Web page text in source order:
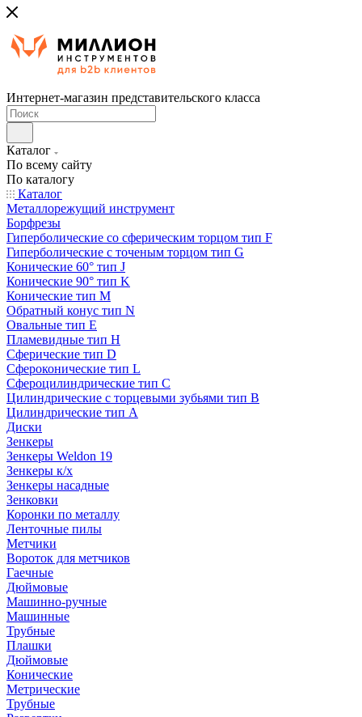
Интернет-магазин представительского класса
Каталог
По всему сайту
По каталогу
Каталог
Металлорежущий инструмент
Борфрезы
Гиперболические cо сферическим торцом тип F
Гиперболические с точеным торцом тип G
Конические 60° тип J
Конические 90° тип K
Конические тип M
Обратный конус тип N
Овальные тип E
Пламевидные тип H
Сферические тип D
Сфероконические тип L
Сфероцилиндрические тип C
Цилиндрические с торцевыми зубьями тип B
Цилиндрические тип А
Диски
Зенкеры
Зенкеры Weldon 19
Зенкеры к/х
Зенкеры насадные
Зенковки
Коронки по металлу
Ленточные пилы
Метчики
Вороток для метчиков
Гаечные
Дюймовые
Машинно-ручные
Машинные
Трубные
Плашки
Дюймовые
Конические
Метрические
Трубные